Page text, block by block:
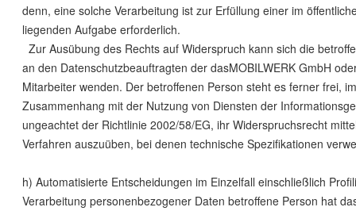
denn, eine solche Verarbeitung ist zur Erfüllung einer im
liegenden Aufgabe erforderlich.
Zur Ausübung des Rechts auf Widerspruch kann sich die
an den Datenschutzbeauftragten der dasMOBILWERK GmbH
Mitarbeiter wenden. Der betroffenen Person steht es ferner frei, im
Zusammenhang mit der Nutzung von Diensten der
ungeachtet der Richtlinie 2002/58/EG, ihr Widerspruchsrecht
Verfahren auszuüben, bei denen technische Spezifikationen
h) Automatisierte Entscheidungen im Einzelfall einschließlich
Verarbeitung personenbezogener Daten betroffene Person hat